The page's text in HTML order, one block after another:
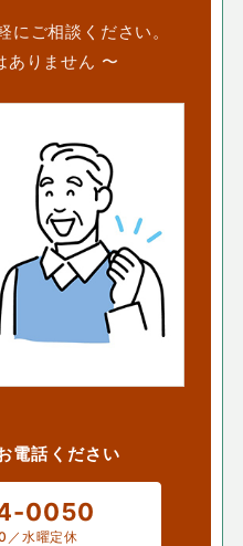
にご相談ください。
ありません 〜
電話ください
0050
水曜定休